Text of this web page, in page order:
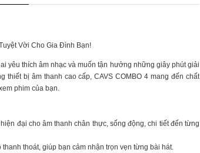
Vời Cho Gia Đình Bạn!
yêu thích âm nhạc và muốn tận hưởng những giây phút giải
bị âm thanh cao cấp, CAVS COMBO 4 mang đến chất
phim của bạn.
đại cho âm thanh chân thực, sống động, chi tiết đến từng
thoát, giúp bạn cảm nhận trọn vẹn từng bài hát.